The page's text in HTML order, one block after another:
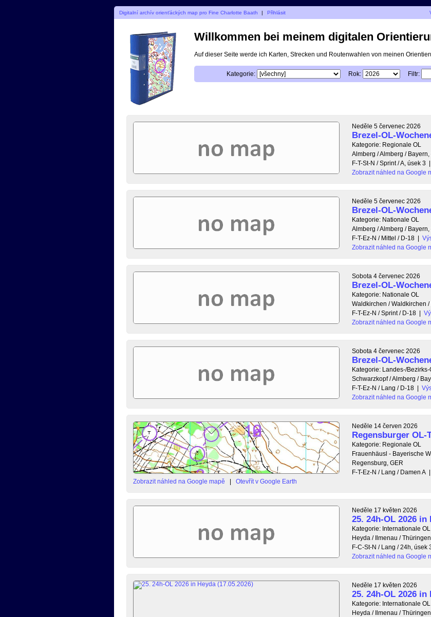
Digitalní archív orienťáckých map pro Fine Charlotte Baath | Přihlásit
Willkommen bei meinem digitalen
Auf dieser Seite werde ich Karten, Strecken und Routenwahlen von meinen
Kategorie: Rok: Filtr:
Neděle 5 červenec 2026
Brezel-OL-
Kategorie: Regionale OL
Almberg / Almberg /
F-T-St-N / Sprint / A, úsek 3 |
Zobrazit náhled na Google
Neděle 5 červenec 2026
Brezel-OL-
Kategorie: Nationale OL
Almberg / Almberg /
F-T-Ez-N / Mittel / D-18 |
Zobrazit náhled na Google
Sobota 4 červenec 2026
Brezel-OL-
Kategorie: Nationale OL
Waldkirchen / Waldkirchen
F-T-Ez-N / Sprint / D-18 |
Zobrazit náhled na Google
Sobota 4 červenec 2026
Brezel-OL-
Kategorie: Landes-/Bezirks-
Schwarzkopf / Almberg /
F-T-Ez-N / Lang / D-18 |
Zobrazit náhled na Google
Neděle 14 červen 2026
Regensburger OL-
Kategorie: Regionale OL
Frauenhäusl - Bayerische
Regensburg, GER
F-T-Ez-N / Lang / Damen A |
Zobrazit náhled na Google mapě
| Otevřít v Google Earth
Neděle 17 květen 2026
25. 24h-OL 2026 in
Kategorie: Internationale OL
Heyda / Ilmenau /
F-C-St-N / Lang / 24h, úsek
Zobrazit náhled na Google
Neděle 17 květen 2026
25. 24h-OL 2026 in
Kategorie: Internationale OL
Heyda / Ilmenau /